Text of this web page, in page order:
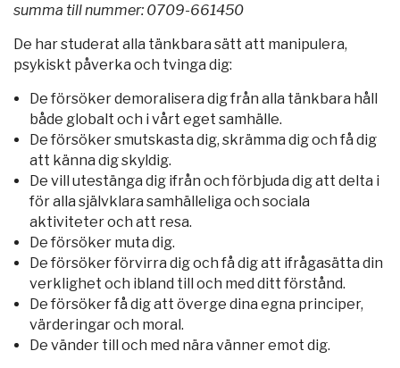
summa till nummer: 0709-661450
De har studerat alla tänkbara sätt att manipulera,
psykiskt påverka och tvinga dig:
De försöker demoralisera dig från alla tänkbara håll
både globalt och i vårt eget samhälle.
De försöker smutskasta dig, skrämma dig och få dig
att känna dig skyldig.
De vill utestänga dig ifrån och förbjuda dig att delta i
för alla självklara samhälleliga och sociala
aktiviteter och att resa.
De försöker muta dig.
De försöker förvirra dig och få dig att ifrågasätta din
verklighet och ibland till och med ditt förstånd.
De försöker få dig att överge dina egna principer,
värderingar och moral.
De vänder till och med nära vänner emot dig.